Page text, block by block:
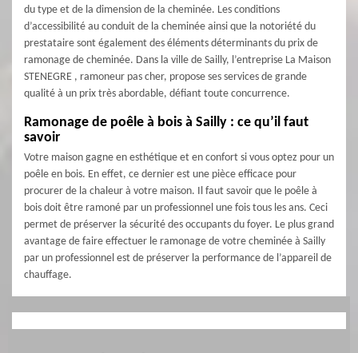
du type et de la dimension de la cheminée. Les conditions
d’accessibilité au conduit de la cheminée ainsi que la notoriété du
prestataire sont également des éléments déterminants du prix de
ramonage de cheminée. Dans la ville de Sailly, l’entreprise La Maison
STENEGRE , ramoneur pas cher, propose ses services de grande
qualité à un prix très abordable, défiant toute concurrence.
Ramonage de poêle à bois à Sailly : ce qu’il faut
savoir
Votre maison gagne en esthétique et en confort si vous optez pour un
poêle en bois. En effet, ce dernier est une pièce efficace pour
procurer de la chaleur à votre maison. Il faut savoir que le poêle à
bois doit être ramoné par un professionnel une fois tous les ans. Ceci
permet de préserver la sécurité des occupants du foyer. Le plus grand
avantage de faire effectuer le ramonage de votre cheminée à Sailly
par un professionnel est de préserver la performance de l’appareil de
chauffage.